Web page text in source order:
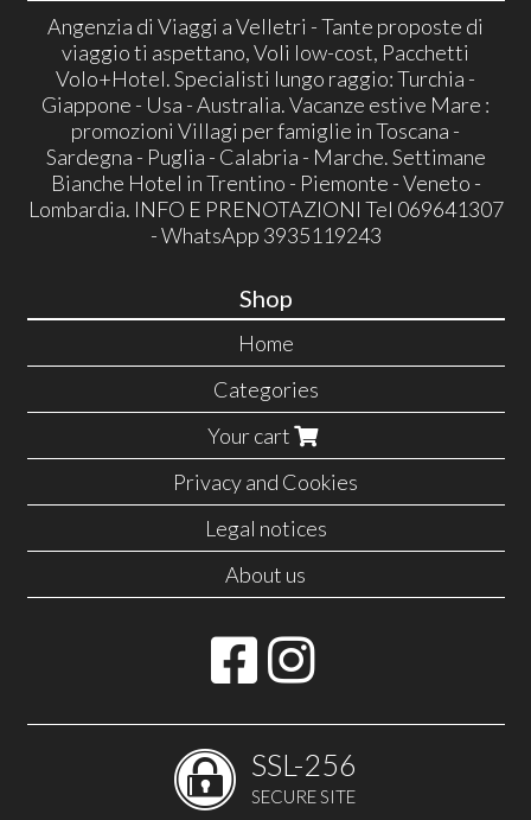
Angenzia di Viaggi a Velletri - Tante proposte di
viaggio ti aspettano, Voli low-cost, Pacchetti
Volo+Hotel. Specialisti lungo raggio: Turchia -
Giappone - Usa - Australia. Vacanze estive Mare :
promozioni Villagi per famiglie in Toscana -
Sardegna - Puglia - Calabria - Marche. Settimane
Bianche Hotel in Trentino - Piemonte - Veneto -
Lombardia. INFO E PRENOTAZIONI Tel 069641307
- WhatsApp 3935119243
Shop
Home
Categories
Your cart
Privacy and Cookies
Legal notices
About us
SSL-256
SECURE SITE